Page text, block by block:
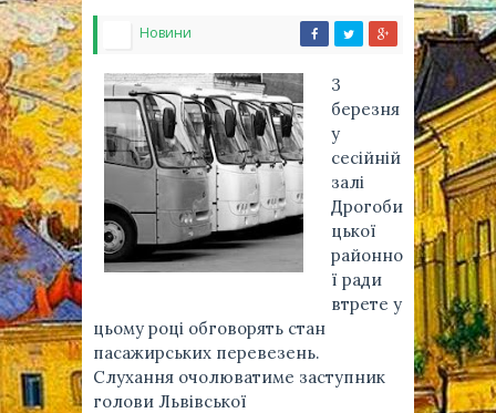
Новини
3
березня
у
сесійній
залі
Дрогоби
цької
районно
ї ради
втрете у
цьому році обговорять стан
пасажирських перевезень.
Слухання очолюватиме заступник
голови Львівської